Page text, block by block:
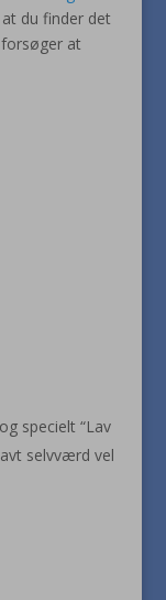
du finder det
at
specielt “Lav
selvværd vel